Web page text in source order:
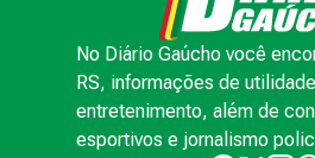
No Diário Gaúcho você
RS, informações de
entretenimento, além de
esportivos e jornalismo